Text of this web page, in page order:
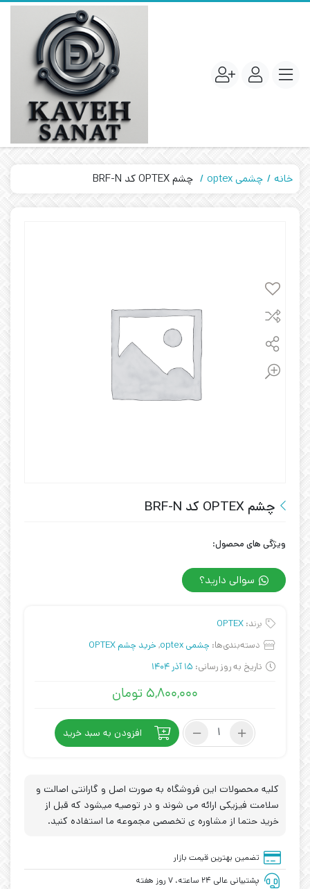
خانه چشمی optex چشم OPTEX کد BRF-N
چشم OPTEX کد BRF-N
ویژگی های محصول:
سوالی دارید؟
برند: OPTEX
دسته‌بندی‌ها: چشمی optex , خرید چشم OPTEX
تاریخ به روز رسانی: 15 آذر 1404
۵,۸۰۰,۰۰۰ تومان
چشم
N
عدد
افزودن به سبد خرید
کلیه محصولات این فروشگاه به صورت اصل و گارانتی اصالت و
سلامت فیزیکی ارائه می شوند و در توصیه میشود که قبل از
خرید حتما از مشاوره ی تخصصی مجموعه ما استفاده کنید.
تضمین بهترین قیمت بازار
پشتیبانی عالی ۲۴ ساعته، ۷ روز هفته